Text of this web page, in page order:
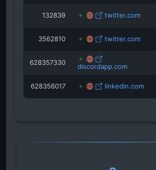
132839 twitter.com
3562810 twitter.com
628357330 discordapp.com
628356017 linkedin.com